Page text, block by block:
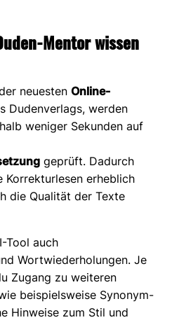
Mentor wissen
neuesten Online-
Dudenverlags, werden
weniger Sekunden auf
geprüft. Dadurch
erheblich
die Qualität der Texte
Tool auch
Wortwiederholungen. Je
Zugang zu weiteren
beispielsweise Synonym-
Hinweise zum Stil und